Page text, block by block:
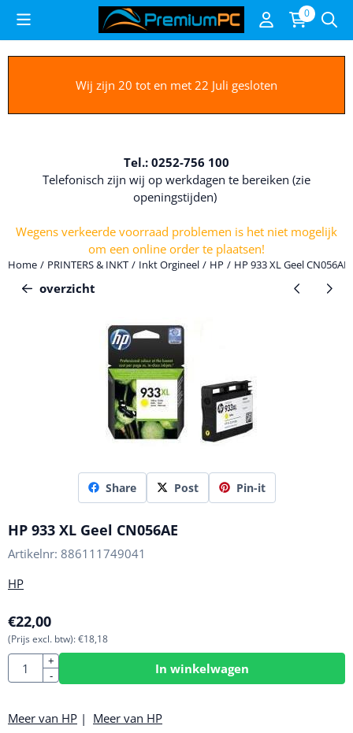
Cookievoorkeuren zijn beschikbaar. Kies instellingen of sta alle
0
Wij zijn 20 tot en met 22 Juli gesloten
Tel.: 0252-756 100
Telefonisch zijn wij op werkdagen te bereiken (zie
openingstijden)
Wegens verkeerde voorraad problemen is het niet mogelijk
om een online order te plaatsen!
Home / PRINTERS & INKT / Inkt Orgineel / HP / HP 933 XL Geel CN056AE
overzicht
Share Post Pin-it
HP 933 XL Geel CN056AE
Artikelnr: 886111749041
HP
€22,00
(Prijs excl. btw):€18,18
Aantal
+
-
In winkelwagen
Meer van HP | Meer van HP